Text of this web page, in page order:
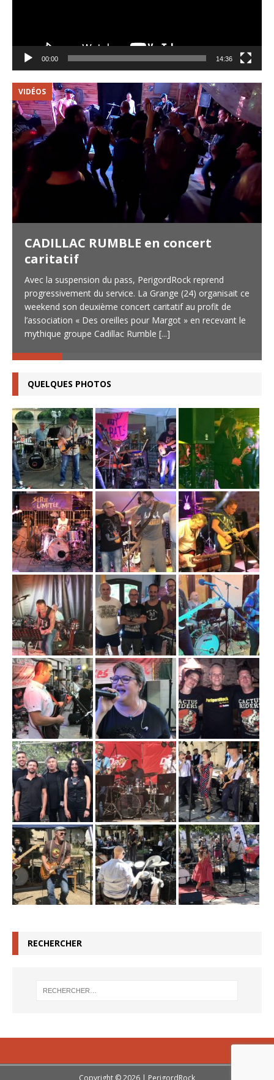
00:00 14:36
VIDÉOS
CADILLAC RUMBLE en concert
caritatif
Avec la suspension du pass, PerigordRock reprend
progressivement du service. La Grange (24) organisait ce
weekend son deuxième concert caritatif au profit de
l’association « Des oreilles pour Margot » en recevant le
mythique groupe Cadillac Rumble [...]
QUELQUES PHOTOS
RECHERCHER